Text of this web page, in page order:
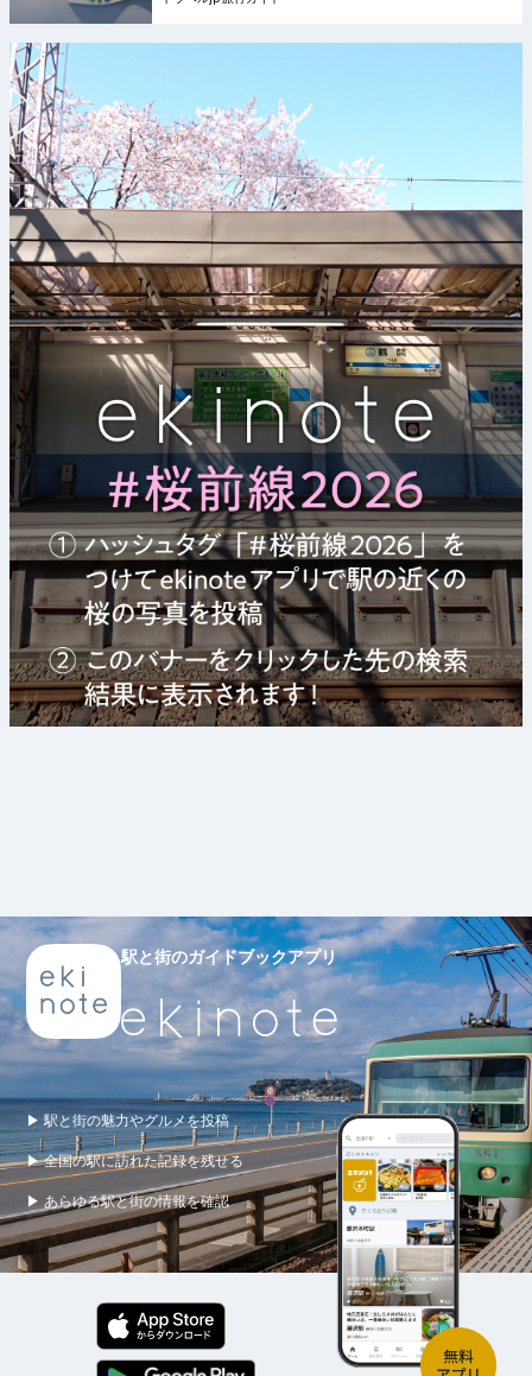
駅と街のガイドブックアプリ
▶ 駅と街の魅力やグルメを投稿
▶ 全国の駅に訪れた記録を残せる
▶ あらゆる駅と街の情報を確認